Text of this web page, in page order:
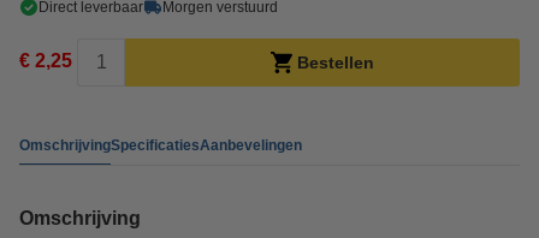
Direct leverbaar Morgen verstuurd
€ 2,25 Bestellen
OmschrijvingSpecificatiesAanbevelingen
Omschrijving